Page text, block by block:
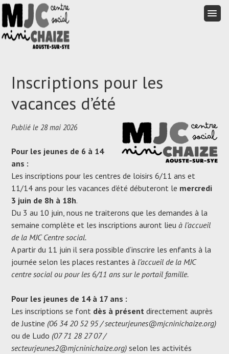
Aller
contenu
principal
Inscriptions pour les
vacances d’été
Publié le 28 mai 2026
Pour les jeunes de 6 à 14
ans :
Les inscriptions pour les centres de loisirs 6/11 ans et
11/14 ans pour les vacances d’été débuteront le mercredi
3 juin de 8h à 18h.
Du 3 au 10 juin, nous ne traiterons que les demandes à la
semaine complète et les inscriptions auront lieu à l’accueil
de la MJC Centre social.
A partir du 11 juin il sera possible d’inscrire les enfants à la
journée selon les places restantes àl’accueil de la MJC
centre social ou pour les 6/11 ans sur le portail famille.
Pour les jeunes de 14 à 17 ans :
Les inscriptions se font dès à présent directement auprès
de Justine (06 34 20 52 95 / secteurjeunes@mjcninichaize.org)
ou de Ludo (07 71 28 27 07 /
secteurjeunes2@mjcninichaize.org) selon les activités